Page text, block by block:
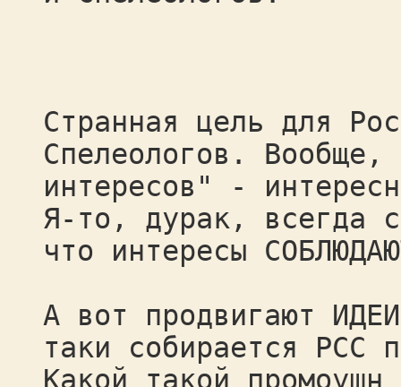
Странная цель для
Спелеологов. Вообще,
интересов" -
Я-то, дурак, всегда
что интересы
А вот продвигают
таки собирается РСС
Какой такой